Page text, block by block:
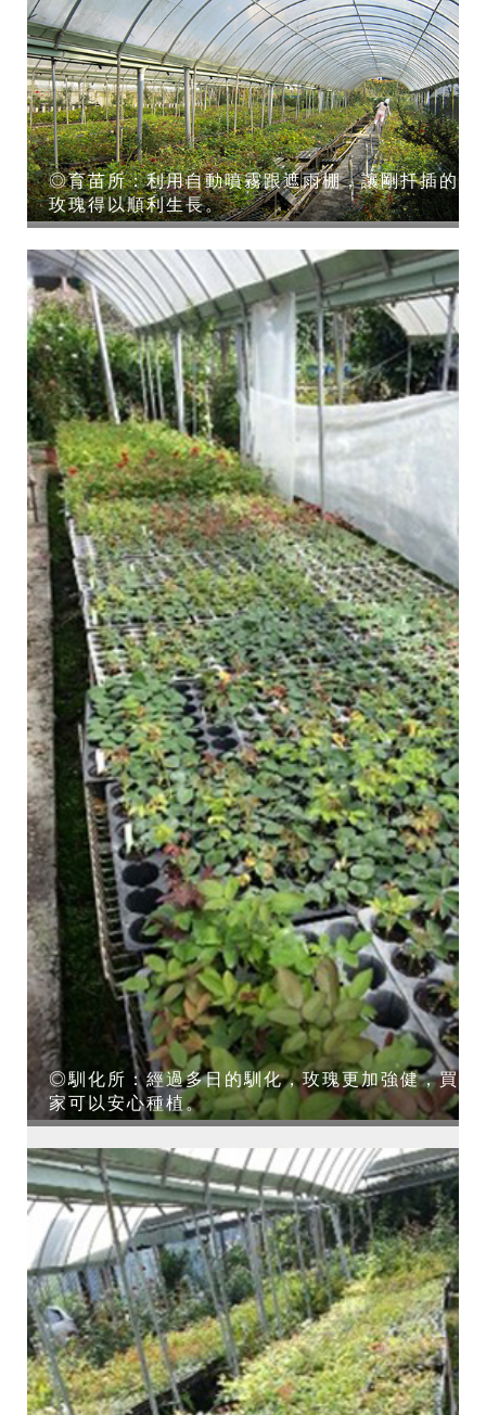
◎育苗所：利用自動噴霧跟遮雨棚，讓剛扦插的
玫瑰得以順利生長。
◎馴化所：經過多日的馴化，玫瑰更加強健，買
家可以安心種植。